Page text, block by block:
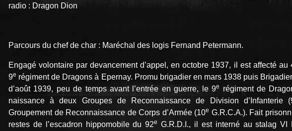
radio : Dragon Dion
Parcours du chef de char : Maréchal des logis Fernand Petermann.
Engagé volontaire par devancement d’appel, en octobre 1937, il est affecté au
9e régiment de Dragons à Epernay. Promu brigadier en mars 1938 puis
d’août 1939, peu de temps avant l’entrée en guerre, le 9e régiment de
naissance à deux Groupes de Reconnaissance de Division d’Infanterie
Groupement de Reconnaissance de Corps d’Armée (10e G.R.C.A.). Fait
restes de l’escadron hippomobile du 92e G.R.D.I., il est interné au stalag